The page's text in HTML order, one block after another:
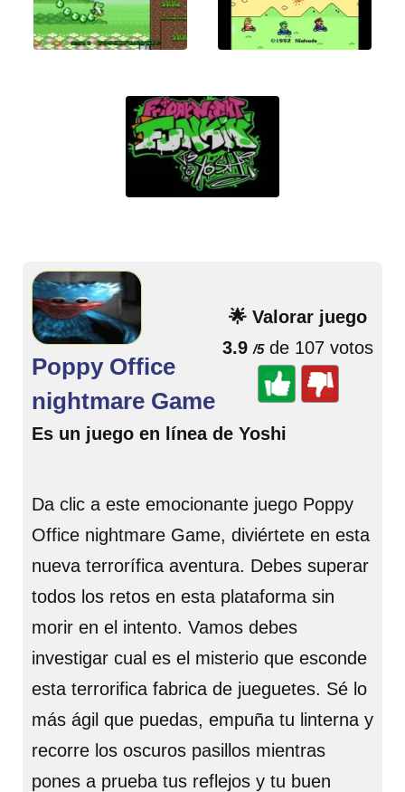
🌟 Valorar juego
3.9 /5de 107 votos
Poppy Office
nightmare Game
Es un juego en línea de Yoshi
Da clic a este emocionante juego Poppy
Office nightmare Game, diviértete en esta
nueva terrorífica aventura. Debes superar
todos los retos en esta plataforma sin
morir en el intento. Vamos debes
investigar cual es el misterio que esconde
esta terrorifica fabrica de jueguetes. Sé lo
más ágil que puedas, empuña tu linterna y
recorre los oscuros pasillos mientras
pones a prueba tus reflejos y tu buen